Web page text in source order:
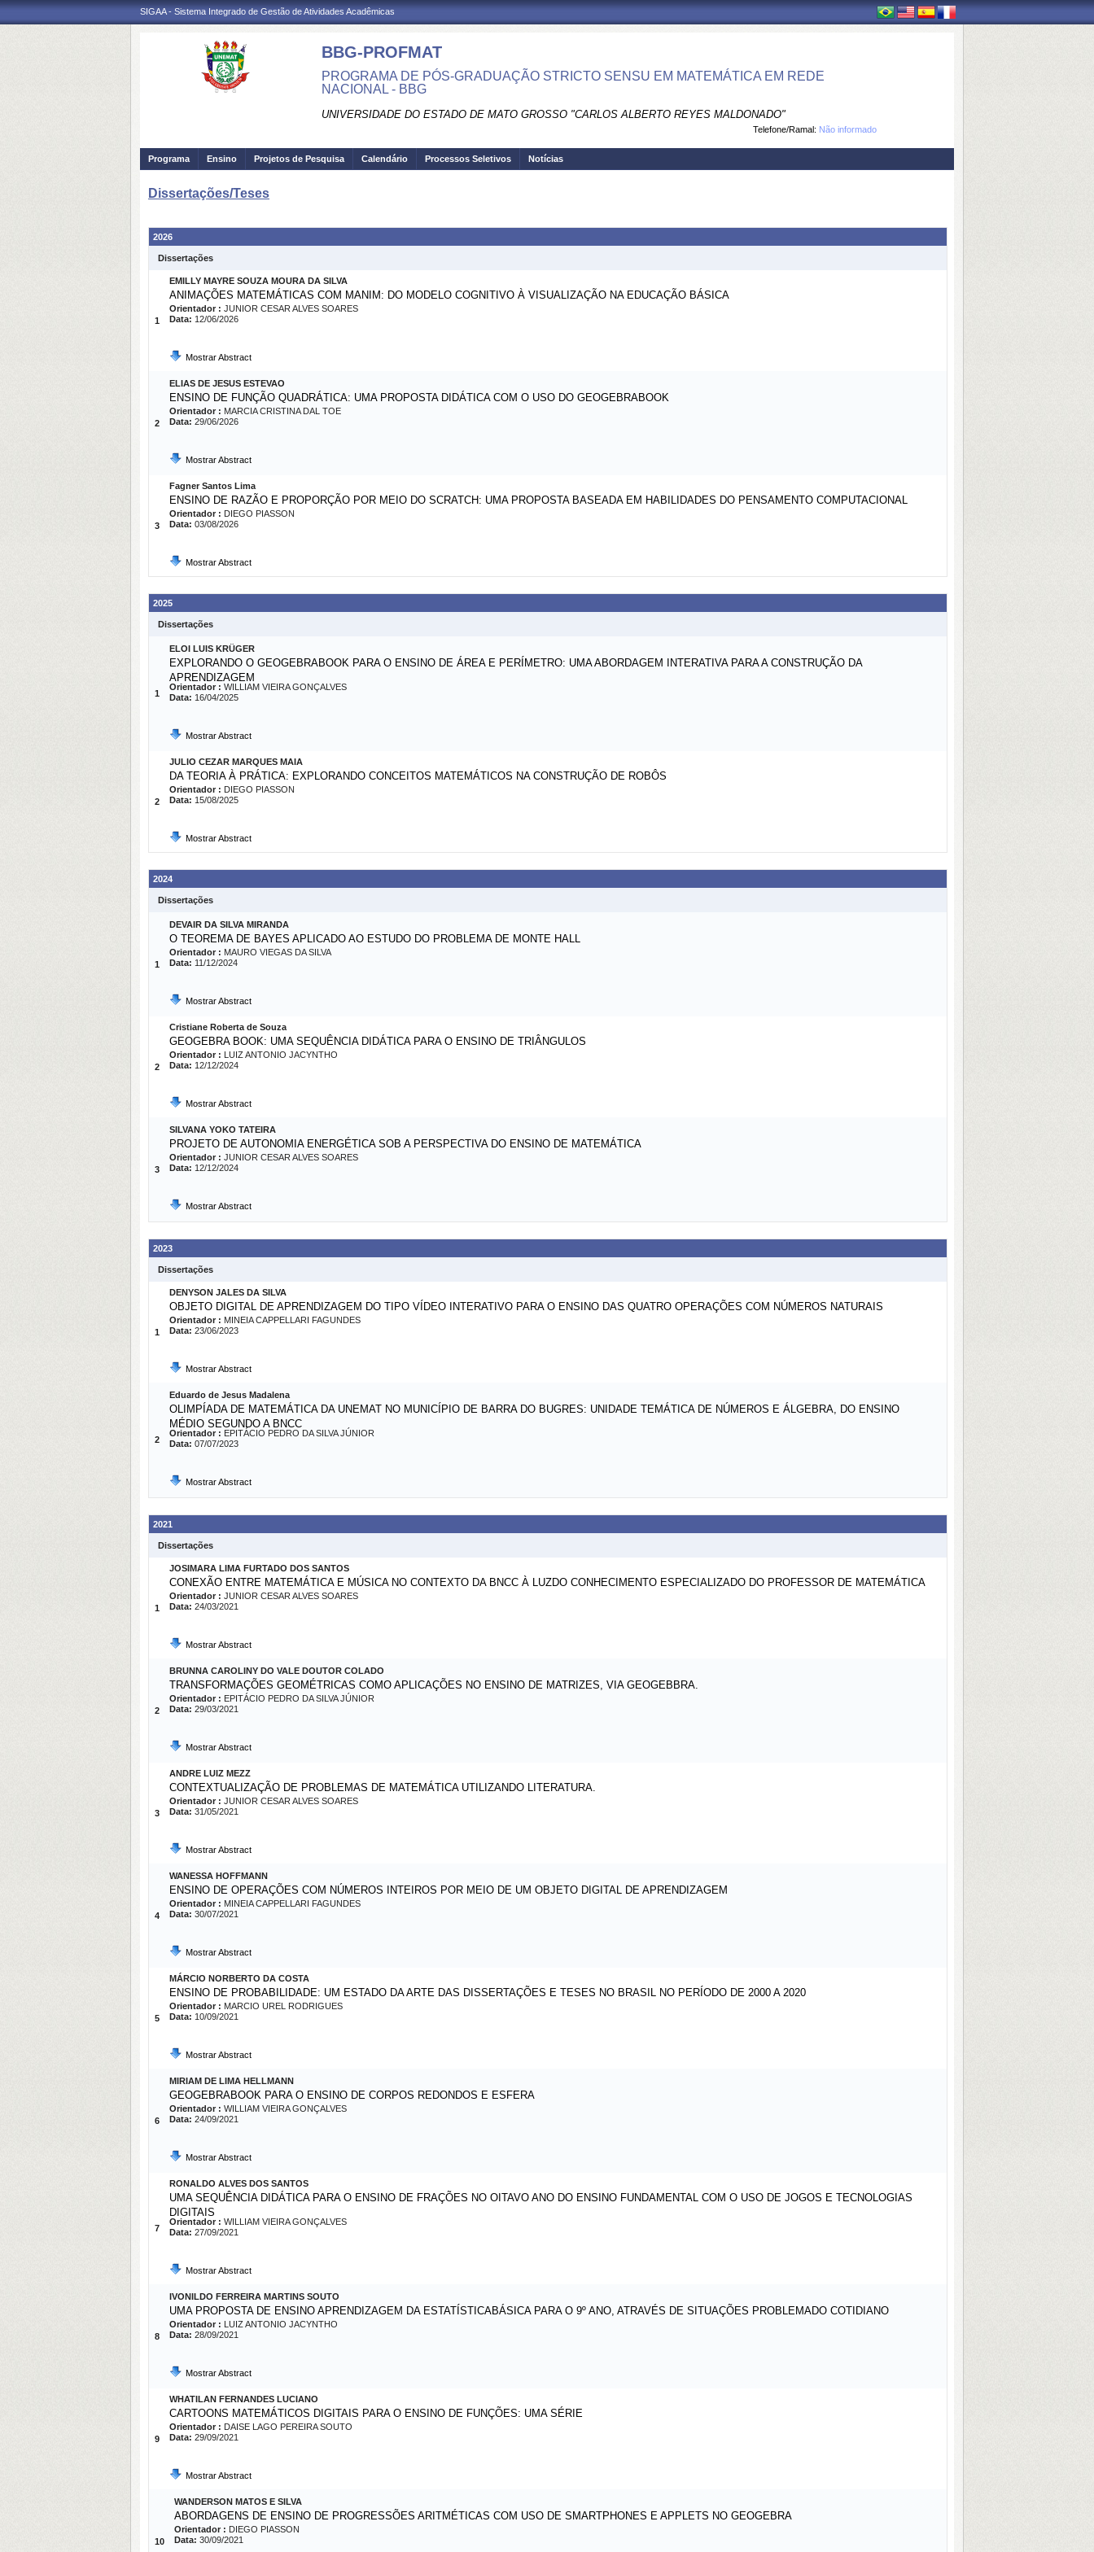
SIGAA - Sistema Integrado de Gestão de Atividades Acadêmicas
BBG-PROFMAT
PROGRAMA DE PÓS-GRADUAÇÃO STRICTO SENSU EM MATEMÁTICA EM REDE
NACIONAL - BBG
UNIVERSIDADE DO ESTADO DE MATO GROSSO "CARLOS ALBERTO REYES MALDONADO"
Telefone/Ramal: Não informado
Programa Ensino Projetos de Pesquisa Calendário Processos Seletivos Notícias
Dissertações/Teses
2026
Dissertações
1
EMILLY MAYRE SOUZA MOURA DA SILVA
ANIMAÇÕES MATEMÁTICAS COM MANIM: DO MODELO COGNITIVO À VISUALIZAÇÃO NA EDUCAÇÃO BÁSICA
Orientador : JUNIOR CESAR ALVES SOARES
Data: 12/06/2026
Mostrar Abstract
2
ELIAS DE JESUS ESTEVAO
ENSINO DE FUNÇÃO QUADRÁTICA: UMA PROPOSTA DIDÁTICA COM O USO DO GEOGEBRABOOK
Orientador : MARCIA CRISTINA DAL TOE
Data: 29/06/2026
Mostrar Abstract
3
Fagner Santos Lima
ENSINO DE RAZÃO E PROPORÇÃO POR MEIO DO SCRATCH: UMA PROPOSTA BASEADA EM HABILIDADES DO PENSAMENTO COMPUTACIONAL
Orientador : DIEGO PIASSON
Data: 03/08/2026
Mostrar Abstract
2025
Dissertações
1
ELOI LUIS KRÜGER
EXPLORANDO O GEOGEBRABOOK PARA O ENSINO DE ÁREA E PERÍMETRO: UMA ABORDAGEM INTERATIVA PARA A CONSTRUÇÃO DA
APRENDIZAGEM
Orientador : WILLIAM VIEIRA GONÇALVES
Data: 16/04/2025
Mostrar Abstract
2
JULIO CEZAR MARQUES MAIA
DA TEORIA À PRÁTICA: EXPLORANDO CONCEITOS MATEMÁTICOS NA CONSTRUÇÃO DE ROBÔS
Orientador : DIEGO PIASSON
Data: 15/08/2025
Mostrar Abstract
2024
Dissertações
1
DEVAIR DA SILVA MIRANDA
O TEOREMA DE BAYES APLICADO AO ESTUDO DO PROBLEMA DE MONTE HALL
Orientador : MAURO VIEGAS DA SILVA
Data: 11/12/2024
Mostrar Abstract
2
Cristiane Roberta de Souza
GEOGEBRA BOOK: UMA SEQUÊNCIA DIDÁTICA PARA O ENSINO DE TRIÂNGULOS
Orientador : LUIZ ANTONIO JACYNTHO
Data: 12/12/2024
Mostrar Abstract
3
SILVANA YOKO TATEIRA
PROJETO DE AUTONOMIA ENERGÉTICA SOB A PERSPECTIVA DO ENSINO DE MATEMÁTICA
Orientador : JUNIOR CESAR ALVES SOARES
Data: 12/12/2024
Mostrar Abstract
2023
Dissertações
1
DENYSON JALES DA SILVA
OBJETO DIGITAL DE APRENDIZAGEM DO TIPO VÍDEO INTERATIVO PARA O ENSINO DAS QUATRO OPERAÇÕES COM NÚMEROS NATURAIS
Orientador : MINEIA CAPPELLARI FAGUNDES
Data: 23/06/2023
Mostrar Abstract
2
Eduardo de Jesus Madalena
OLIMPÍADA DE MATEMÁTICA DA UNEMAT NO MUNICÍPIO DE BARRA DO BUGRES: UNIDADE TEMÁTICA DE NÚMEROS E ÁLGEBRA, DO ENSINO
MÉDIO SEGUNDO A BNCC
Orientador : EPITÁCIO PEDRO DA SILVA JÚNIOR
Data: 07/07/2023
Mostrar Abstract
2021
Dissertações
1
JOSIMARA LIMA FURTADO DOS SANTOS
CONEXÃO ENTRE MATEMÁTICA E MÚSICA NO CONTEXTO DA BNCC À LUZDO CONHECIMENTO ESPECIALIZADO DO PROFESSOR DE MATEMÁTICA
Orientador : JUNIOR CESAR ALVES SOARES
Data: 24/03/2021
Mostrar Abstract
2
BRUNNA CAROLINY DO VALE DOUTOR COLADO
TRANSFORMAÇÕES GEOMÉTRICAS COMO APLICAÇÕES NO ENSINO DE MATRIZES, VIA GEOGEBBRA.
Orientador : EPITÁCIO PEDRO DA SILVA JÚNIOR
Data: 29/03/2021
Mostrar Abstract
3
ANDRE LUIZ MEZZ
CONTEXTUALIZAÇÃO DE PROBLEMAS DE MATEMÁTICA UTILIZANDO LITERATURA.
Orientador : JUNIOR CESAR ALVES SOARES
Data: 31/05/2021
Mostrar Abstract
4
WANESSA HOFFMANN
ENSINO DE OPERAÇÕES COM NÚMEROS INTEIROS POR MEIO DE UM OBJETO DIGITAL DE APRENDIZAGEM
Orientador : MINEIA CAPPELLARI FAGUNDES
Data: 30/07/2021
Mostrar Abstract
5
MÁRCIO NORBERTO DA COSTA
ENSINO DE PROBABILIDADE: UM ESTADO DA ARTE DAS DISSERTAÇÕES E TESES NO BRASIL NO PERÍODO DE 2000 A 2020
Orientador : MARCIO UREL RODRIGUES
Data: 10/09/2021
Mostrar Abstract
6
MIRIAM DE LIMA HELLMANN
GEOGEBRABOOK PARA O ENSINO DE CORPOS REDONDOS E ESFERA
Orientador : WILLIAM VIEIRA GONÇALVES
Data: 24/09/2021
Mostrar Abstract
7
RONALDO ALVES DOS SANTOS
UMA SEQUÊNCIA DIDÁTICA PARA O ENSINO DE FRAÇÕES NO OITAVO ANO DO ENSINO FUNDAMENTAL COM O USO DE JOGOS E TECNOLOGIAS
DIGITAIS
Orientador : WILLIAM VIEIRA GONÇALVES
Data: 27/09/2021
Mostrar Abstract
8
IVONILDO FERREIRA MARTINS SOUTO
UMA PROPOSTA DE ENSINO APRENDIZAGEM DA ESTATÍSTICABÁSICA PARA O 9º ANO, ATRAVÉS DE SITUAÇÕES PROBLEMADO COTIDIANO
Orientador : LUIZ ANTONIO JACYNTHO
Data: 28/09/2021
Mostrar Abstract
9
WHATILAN FERNANDES LUCIANO
CARTOONS MATEMÁTICOS DIGITAIS PARA O ENSINO DE FUNÇÕES: UMA SÉRIE
Orientador : DAISE LAGO PEREIRA SOUTO
Data: 29/09/2021
Mostrar Abstract
10
WANDERSON MATOS E SILVA
ABORDAGENS DE ENSINO DE PROGRESSÕES ARITMÉTICAS COM USO DE SMARTPHONES E APPLETS NO GEOGEBRA
Orientador : DIEGO PIASSON
Data: 30/09/2021